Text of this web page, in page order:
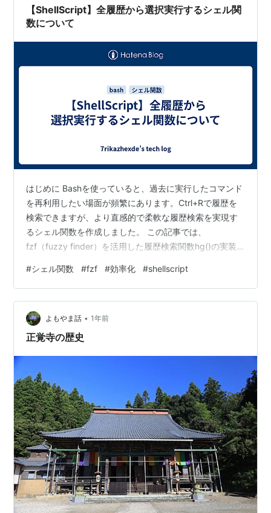
は、**全海洋生物種の約85％が絶滅**。当時…
【ShellScript】全履歴から選択実行するシェル関
数について
はじめに Bashを使っていると、過去に実行したコマンド
を再利用したい場面が頻繁にあります。Ctrl+Rで履歴を
検索できますが、より直感的で柔軟な履歴検索を実現す
るシェル関数を作成しました。 この記事では、
fzf（fuzzy finder）を活用した履歴検索関数hg()の実装
Gistに投稿していますので、そちらもご確認ください。
全履歴から選択実行するシェル関数（~/.bashrに追加す
る方法） · GitHub 全履歴から選択実行するシェル関数
（$HOME/.bash_functionsを読み込んで実行する方法） ·
GitHub 背景と課…
#シェル関数 #fzf #効率化 #shellscript
よもやま話 • 1年前
正覚寺の歴史